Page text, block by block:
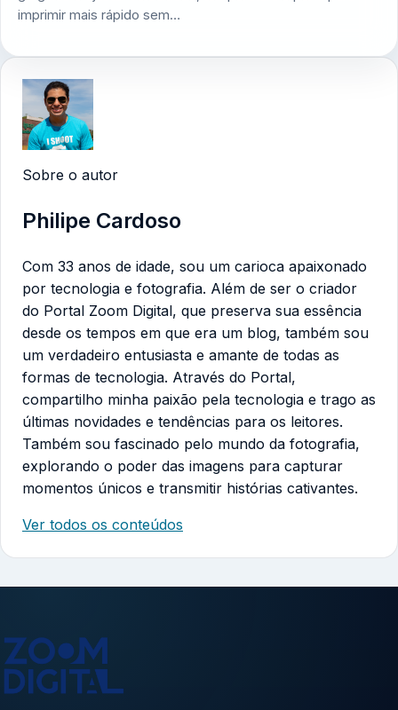
imprimir mais rápido sem…
Sobre o autor
Philipe Cardoso
Com 33 anos de idade, sou um carioca apaixonado
por tecnologia e fotografia. Além de ser o criador
do Portal Zoom Digital, que preserva sua essência
desde os tempos em que era um blog, também sou
um verdadeiro entusiasta e amante de todas as
formas de tecnologia. Através do Portal,
compartilho minha paixão pela tecnologia e trago as
últimas novidades e tendências para os leitores.
Também sou fascinado pelo mundo da fotografia,
explorando o poder das imagens para capturar
momentos únicos e transmitir histórias cativantes.
Ver todos os conteúdos